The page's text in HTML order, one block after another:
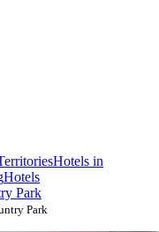
Hotels in
Hotels
Park
Park